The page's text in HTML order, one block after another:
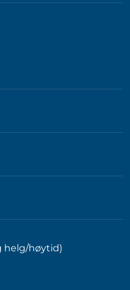
helg/høytid)